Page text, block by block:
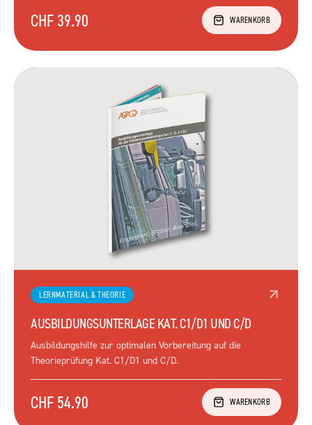
CHF 39.90 WARENKORB
LERNMATERIAL & THEORIE
AUSBILDUNGSUNTERLAGE KAT. C1/D1 UND C/D
Ausbildungshilfe zur optimalen Vorbereitung auf die
Theorieprüfung Kat. C1/D1 und C/D.
CHF 54.90 WARENKORB